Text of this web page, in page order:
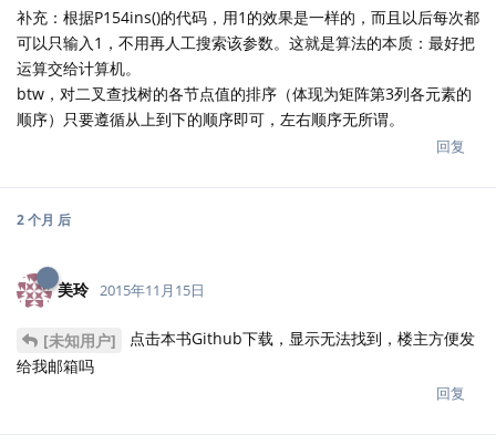
补充：根据P154ins()的代码，用1的效果是一样的，而且以后每次都
可以只输入1，不用再人工搜索该参数。这就是算法的本质：最好把
运算交给计算机。
btw，对二叉查找树的各节点值的排序（体现为矩阵第3列各元素的
顺序）只要遵循从上到下的顺序即可，左右顺序无所谓。
回复
2 个月 后
美玲 2015年11月15日
[未知用户]
点击本书Github下载，显示无法找到，楼主方便发
给我邮箱吗
回复